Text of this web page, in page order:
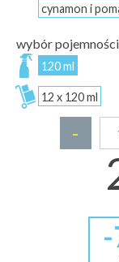
cynamon i
wybór
120 ml
12 x 120 ml
-